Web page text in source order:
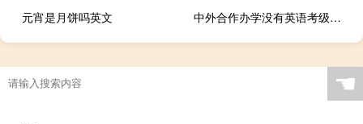
元宵是月饼吗英文
中外合作办学没有英语考级证书能报吗
☚